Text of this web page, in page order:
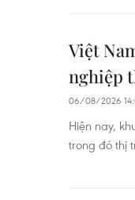
Việt
nghiệp
06/08/2026
Hiện nay,
trong đó thị